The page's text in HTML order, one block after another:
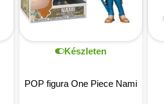
Készleten
POP figura One Piece Nami